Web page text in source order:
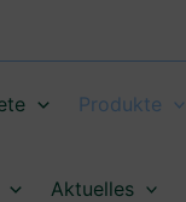
Produkte
Aktuelles